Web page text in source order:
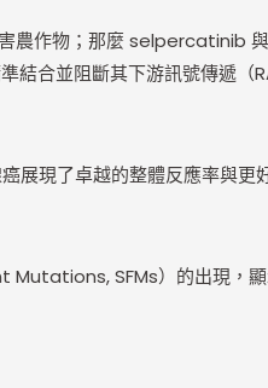
農作物；那麼 selpercatinib
合並阻斷其下游訊號傳遞（
展現了卓越的整體反應率與
SFMs）的出現，